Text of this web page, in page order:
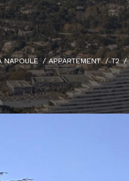
NAPOULE APPARTEMENT T2